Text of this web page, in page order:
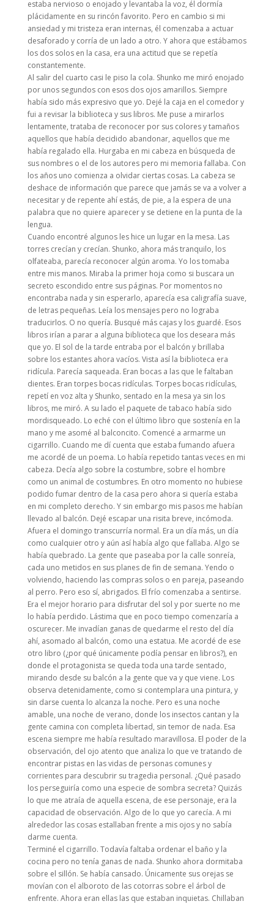
estaba nervioso o enojado y levantaba la voz, él dormía
plácidamente en su rincón favorito. Pero en cambio si mi
ansiedad y mi tristeza eran internas, él comenzaba a actuar
desaforado y corría de un lado a otro. Y ahora que estábamos
los dos solos en la casa, era una actitud que se repetía
constantemente.
Al salir del cuarto casi le piso la cola. Shunko me miró enojado
por unos segundos con esos dos ojos amarillos. Siempre
había sido más expresivo que yo. Dejé la caja en el comedor y
fui a revisar la biblioteca y sus libros. Me puse a mirarlos
lentamente, trataba de reconocer por sus colores y tamaños
aquellos que había decidido abandonar, aquellos que me
había regalado ella. Hurgaba en mi cabeza en búsqueda de
sus nombres o el de los autores pero mi memoria fallaba. Con
los años uno comienza a olvidar ciertas cosas. La cabeza se
deshace de información que parece que jamás se va a volver a
necesitar y de repente ahí estás, de pie, a la espera de una
palabra que no quiere aparecer y se detiene en la punta de la
lengua.
Cuando encontré algunos les hice un lugar en la mesa. Las
torres crecían y crecían. Shunko, ahora más tranquilo, los
olfateaba, parecía reconocer algún aroma. Yo los tomaba
entre mis manos. Miraba la primer hoja como si buscara un
secreto escondido entre sus páginas. Por momentos no
encontraba nada y sin esperarlo, aparecía esa caligrafía suave,
de letras pequeñas. Leía los mensajes pero no lograba
traducirlos. O no quería. Busqué más cajas y los guardé. Esos
libros irían a parar a alguna biblioteca que los deseara más
que yo. El sol de la tarde entraba por el balcón y brillaba
sobre los estantes ahora vacíos. Vista así la biblioteca era
ridícula. Parecía saqueada. Eran bocas a las que le faltaban
dientes. Eran torpes bocas ridículas. Torpes bocas ridículas,
repetí en voz alta y Shunko, sentado en la mesa ya sin los
libros, me miró. A su lado el paquete de tabaco había sido
mordisqueado. Lo eché con el último libro que sostenía en la
mano y me asomé al balconcito. Comencé a armarme un
cigarrillo. Cuando me dí cuenta que estaba fumando afuera
me acordé de un poema. Lo había repetido tantas veces en mi
cabeza. Decía algo sobre la costumbre, sobre el hombre
como un animal de costumbres. En otro momento no hubiese
podido fumar dentro de la casa pero ahora si quería estaba
en mi completo derecho. Y sin embargo mis pasos me habían
llevado al balcón. Dejé escapar una risita breve, incómoda.
Afuera el domingo transcurría normal. Era un día más, un día
como cualquier otro y aún así había algo que fallaba. Algo se
había quebrado. La gente que paseaba por la calle sonreía,
cada uno metidos en sus planes de fin de semana. Yendo o
volviendo, haciendo las compras solos o en pareja, paseando
al perro. Pero eso sí, abrigados. El frío comenzaba a sentirse.
Era el mejor horario para disfrutar del sol y por suerte no me
lo había perdido. Lástima que en poco tiempo comenzaría a
oscurecer. Me invadían ganas de quedarme el resto del día
ahí, asomado al balcón, como una estatua. Me acordé de ese
otro libro (¿por qué únicamente podía pensar en libros?), en
donde el protagonista se queda toda una tarde sentado,
mirando desde su balcón a la gente que va y que viene. Los
observa detenidamente, como si contemplara una pintura, y
sin darse cuenta lo alcanza la noche. Pero es una noche
amable, una noche de verano, donde los insectos cantan y la
gente camina con completa libertad, sin temor de nada. Esa
escena siempre me había resultado maravillosa. El poder de la
observación, del ojo atento que analiza lo que ve tratando de
encontrar pistas en las vidas de personas comunes y
corrientes para descubrir su tragedia personal. ¿Qué pasado
los perseguiría como una especie de sombra secreta? Quizás
lo que me atraía de aquella escena, de ese personaje, era la
capacidad de observación. Algo de lo que yo carecía. A mi
alrededor las cosas estallaban frente a mis ojos y no sabía
darme cuenta.
Terminé el cigarrillo. Todavía faltaba ordenar el baño y la
cocina pero no tenía ganas de nada. Shunko ahora dormitaba
sobre el sillón. Se había cansado. Únicamente sus orejas se
movían con el alboroto de las cotorras sobre el árbol de
enfrente. Ahora eran ellas las que estaban inquietas. Chillaban